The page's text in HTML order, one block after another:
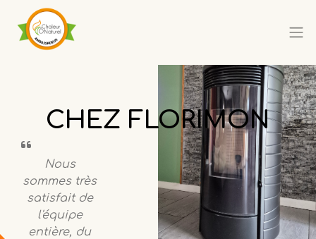
CHEZ FLORIMON
Nous
sommes très
satisfait de
l'équipe
entière, du